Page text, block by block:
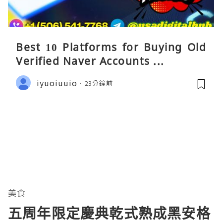
Best 10 Platforms for Buying Old
Verified Naver Accounts ...
iyuoiuuio 23分鐘前
美食
五周年限定慶典乾式熟成黑安格